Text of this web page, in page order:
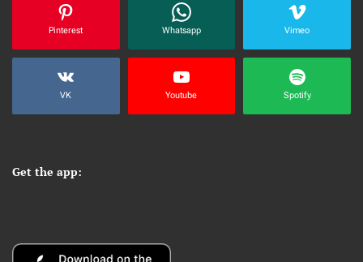
Pinterest Whatsapp Vimeo
VK Youtube Spotify
Get the app: